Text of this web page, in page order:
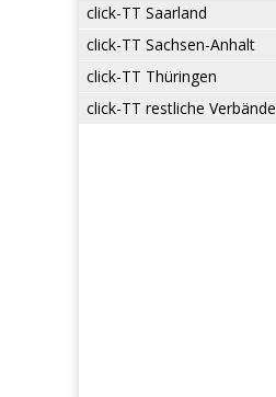
click-TT Saarland
click-TT Sachsen-Anhalt
click-TT Thüringen
click-TT restliche Verbände